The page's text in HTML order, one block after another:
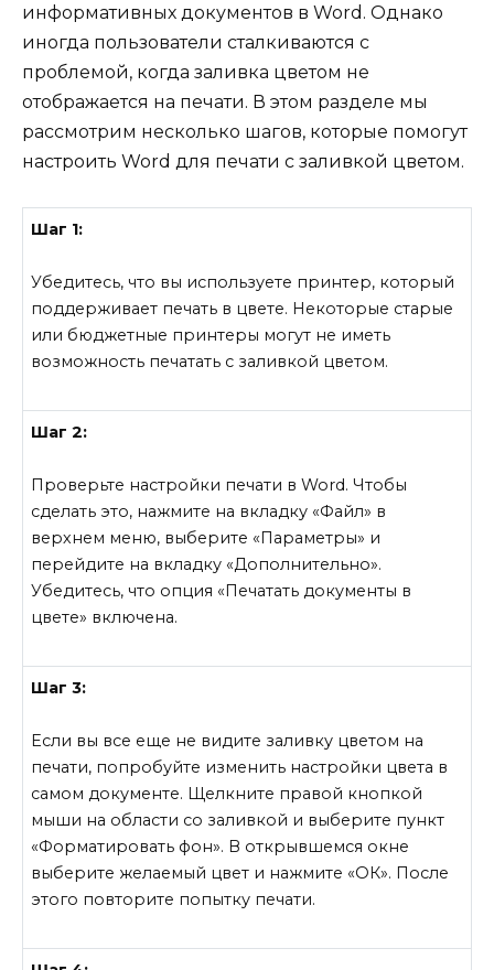
информативных документов в Word. Однако
иногда пользователи сталкиваются с
проблемой, когда заливка цветом не
отображается на печати. В этом разделе мы
рассмотрим несколько шагов, которые помогут
настроить Word для печати с заливкой цветом.
Шаг 1:
Убедитесь, что вы используете принтер, который
поддерживает печать в цвете. Некоторые старые
или бюджетные принтеры могут не иметь
возможность печатать с заливкой цветом.
Шаг 2:
Проверьте настройки печати в Word. Чтобы
сделать это, нажмите на вкладку «Файл» в
верхнем меню, выберите «Параметры» и
перейдите на вкладку «Дополнительно».
Убедитесь, что опция «Печатать документы в
цвете» включена.
Шаг 3:
Если вы все еще не видите заливку цветом на
печати, попробуйте изменить настройки цвета в
самом документе. Щелкните правой кнопкой
мыши на области со заливкой и выберите пункт
«Форматировать фон». В открывшемся окне
выберите желаемый цвет и нажмите «ОК». После
этого повторите попытку печати.